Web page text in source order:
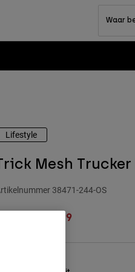
Waar
Lifestyle
Mesh Trucker
38471-244-OS
Price reduced from
€ 17,99